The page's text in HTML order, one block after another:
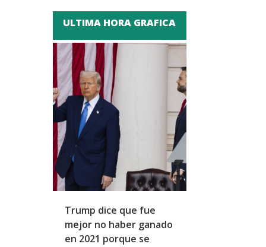
ULTIMA HORA GRAFICA
Trump dice que fue
mejor no haber ganado
en 2021 porque se